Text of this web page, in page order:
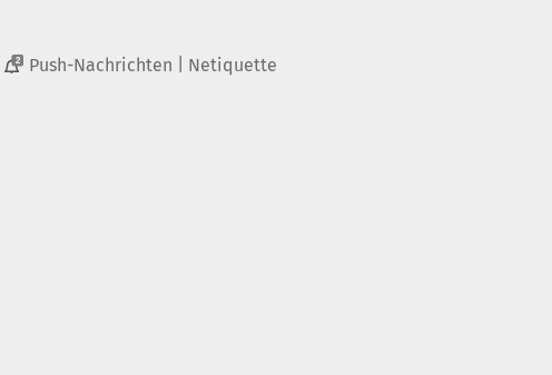
2 Push-Nachrichten Netiquette